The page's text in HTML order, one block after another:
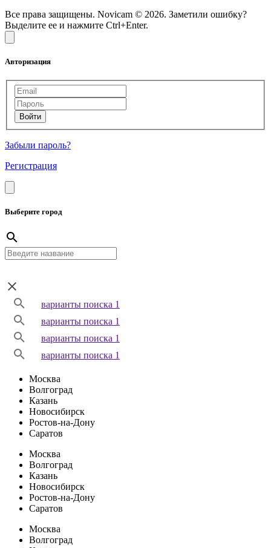
Все права защищены. Novicam © 2026. Заметили ошибку?
Выделите ее и нажмите Ctrl+Enter.
Авторизация
Забыли пароль?
Регистрация
Выберите город
варианты поиска 1
варианты поиска 1
варианты поиска 1
варианты поиска 1
Москва
Волгоград
Казань
Новосибирск
Ростов-на-Дону
Саратов
Москва
Волгоград
Казань
Новосибирск
Ростов-на-Дону
Саратов
Москва
Волгоград